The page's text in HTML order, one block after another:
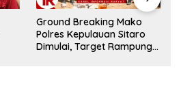
Ground Breaking Mako
Polres Kepulauan Sitaro
Dimulai, Target Rampung